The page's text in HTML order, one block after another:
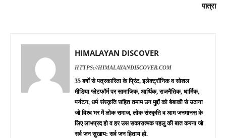
पात्रा
HIMALAYAN DISCOVER
HTTPS://HIMALAYANDISCOVER.COM
35 बर्षों से पत्रकारिता के प्रिंट, इलेक्ट्रॉनिक व सोशल
मीडिया प्लेटफॉर्म पर सामाजिक, आर्थिक, राजनैतिक, धार्मिक,
पर्यटन, धर्म-संस्कृति सहित तमाम उन मुद्दों को बेबाकी से उठाना
जो विश्व भर में लोक समाज, लोक संस्कृति व आम जनमानस के
लिए लाभप्रद हो व हर उस सकारात्मक पहलु की बात करना जो
सर्व जन सुखाय: सर्व जन हिताय हो.